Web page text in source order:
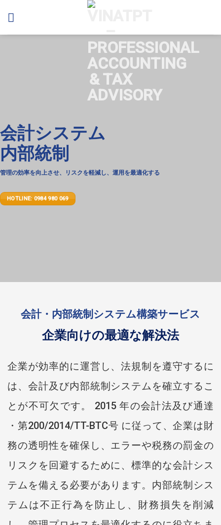
会計システム
内部統制
管理の効率を向上させ、リスクを軽減し、運用を最適化する
HOTLINE: 0984 980 069
会計・内部統制システム構築サービス
企業向けの最適な解決法
企業が効率的に運営し、法規制を遵守するに
は、会計及び内部統制システムを確立するこ
とが不可欠です。 2015 年の会計法及び通達
・第200/2014/TT-BTC号 に従って、企業は財
務の透明性を確保し、エラーや税務の罰金の
リスクを回避するために、標準的な会計シス
テムを備える必要があります。内部統制シス
テムは不正行為を防止し、財務損失を削減